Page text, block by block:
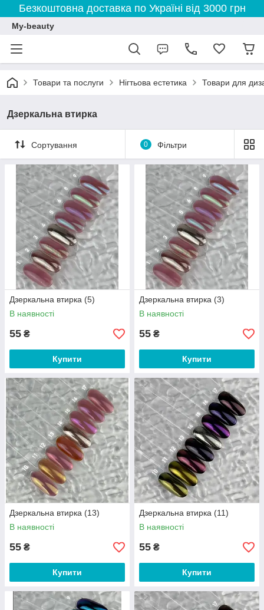
Безкоштовна доставка по Україні від 3000 грн
My-beauty
Товари та послуги Нігтьова естетика Товари для
Дзеркальна втирка
Сортування 0 Фільтри
Дзеркальна втирка (5)
В наявності
55 ₴
Купити
Дзеркальна втирка (3)
В наявності
55 ₴
Купити
Дзеркальна втирка (13)
В наявності
55 ₴
Купити
Дзеркальна втирка (11)
В наявності
55 ₴
Купити